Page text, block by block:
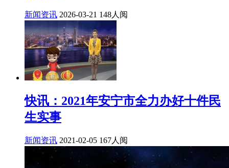
新闻资讯 2026-03-21 148人阅
快讯：2021年安宁市全力办好十件民
生实事
新闻资讯 2021-02-05 167人阅